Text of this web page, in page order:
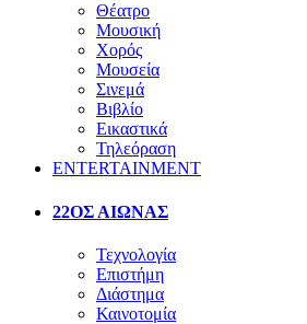
Θέατρο
Μουσική
Χορός
Μουσεία
Σινεμά
Βιβλίο
Εικαστικά
Τηλεόραση
ENTERTAINMENT
22ΟΣ ΑΙΩΝΑΣ
Τεχνολογία
Επιστήμη
Διάστημα
Καινοτομία